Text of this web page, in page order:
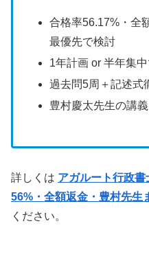
合格率56.17%・全
最優先で検討
1年計画 or 半年集
過去問5周＋記述式
豊村慶太先生の講
詳しくは アガルート行政
56%・全額返金・豊村先生
ください。